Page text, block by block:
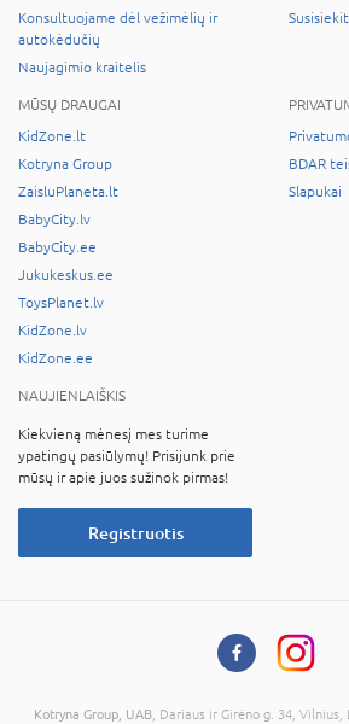
Konsultuojame dėl vežimėlių ir
autokėdučių
Naujagimio kraitelis
MŪSŲ DRAUGAI
KidZone.lt
Kotryna Group
ZaisluPlaneta.lt
BabyCity.lv
BabyCity.ee
Jukukeskus.ee
ToysPlanet.lv
KidZone.lv
KidZone.ee
BDAR
Slapukai
NAUJIENLAIŠKIS
Kiekvieną mėnesį mes turime
ypatingų pasiūlymų! Prisijunk prie
mūsų ir apie juos sužinok pirmas!
Registruotis
Kotryna Group, UAB , Dariaus ir Girėno g. 34, Vilnius,